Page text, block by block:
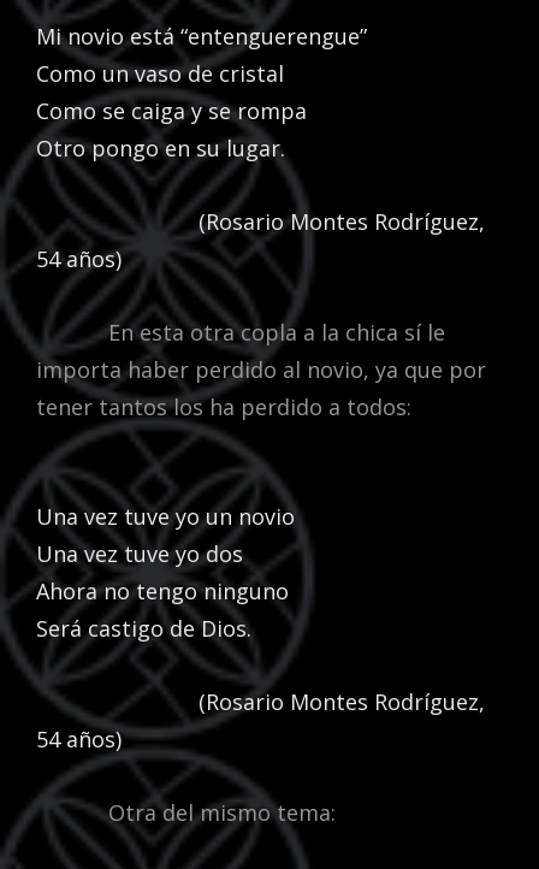
Mi novio está “entenguerengue”
Como un vaso de cristal
Como se caiga y se rompa
Otro pongo en su lugar.
(Rosario Montes Rodríguez,
54 años)
En esta otra copla a la chica sí le
importa haber perdido al novio, ya que por
tener tantos los ha perdido a todos:
Una vez tuve yo un novio
Una vez tuve yo dos
Ahora no tengo ninguno
Será castigo de Dios.
(Rosario Montes Rodríguez,
54 años)
Otra del mismo tema: